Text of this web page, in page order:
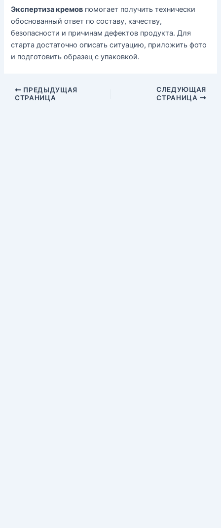
Экспертиза кремов помогает получить технически
обоснованный ответ по составу, качеству,
безопасности и причинам дефектов продукта. Для
старта достаточно описать ситуацию, приложить фото
и подготовить образец с упаковкой.
ПРЕДЫДУЩАЯ
СТРАНИЦА
СЛЕДУЮЩАЯ
СТРАНИЦА